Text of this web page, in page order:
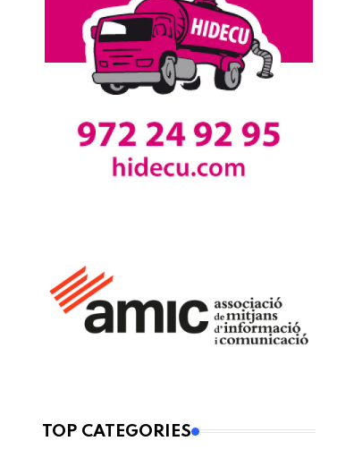
TOP CATEGORIES